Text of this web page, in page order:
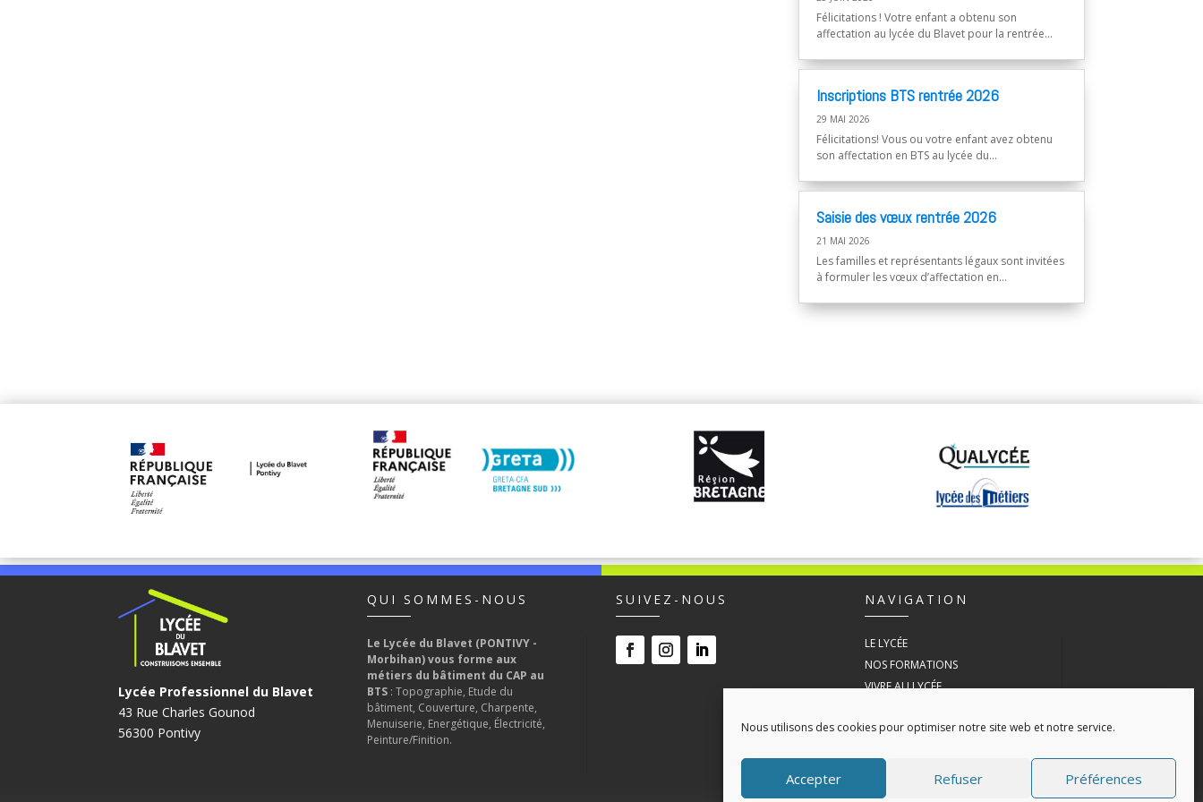
Nous utilisons des cookies pour optimiser notre site web et notre service.
Accepter Refuser Préférences
Félicitations ! Votre enfant a obtenu son
affectation au lycée du Blavet pour la rentrée...
Inscriptions BTS rentrée 2026
29 MAI 2026
Félicitations! Vous ou votre enfant avez obtenu
son affectation en BTS au lycée du...
Saisie des vœux rentrée 2026
21 MAI 2026
Les familles et représentants légaux sont invitées
à formuler les vœux d’affectation en...
Lycée Professionnel du Blavet
43 Rue Charles Gounod
56300 Pontivy
QUI SOMMES-NOUS
Le Lycée du Blavet (PONTIVY -
Morbihan) vous forme aux
métiers du bâtiment du CAP au
BTS : Topographie, Etude du
bâtiment, Couverture, Charpente,
Menuiserie, Energétique, Électricité,
Peinture/Finition.
SUIVEZ-NOUS NAVIGATION
LE LYCÉE
NOS FORMATIONS
VIVRE AU LYCÉE
ACTUALITÉS
POLITIQUE DE COOKIES (UE)